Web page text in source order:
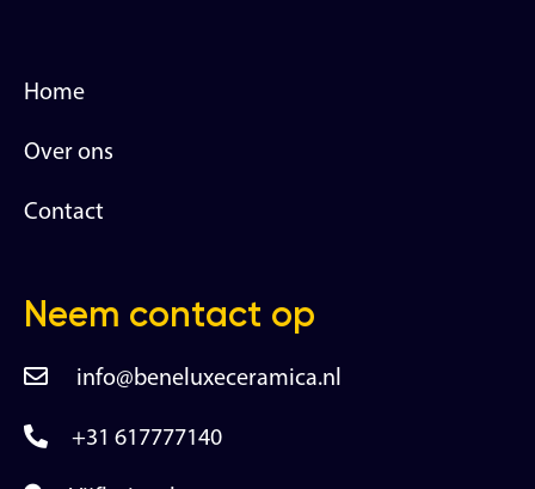
Home
Over ons
Contact
Neem contact op
info@beneluxeceramica.nl
+31 617777140